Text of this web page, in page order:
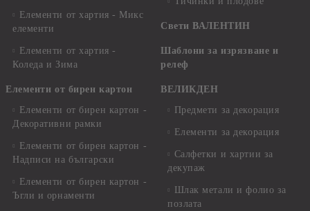
Елементи от хартия - Микс
елементи
Елементи от хартия -
Коледа и Зима
Елементи от бирен картон
Елементи от бирен картон -
Декоративни рамки
Елементи от бирен картон -
Надписи на български
Елементи от бирен картон -
Ъгли и орнаменти
Свети ВАЛЕНТИН
Шаблони за изрязване и
релеф
ВЕЛИКДЕН
Предмети за декорация
Елементи за декорация
Салфетки и хартии за
декупаж
Шлак метали и фолио за
позлата